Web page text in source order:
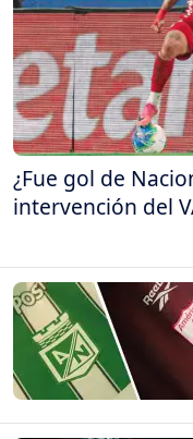
¿Fue gol de
intervención del